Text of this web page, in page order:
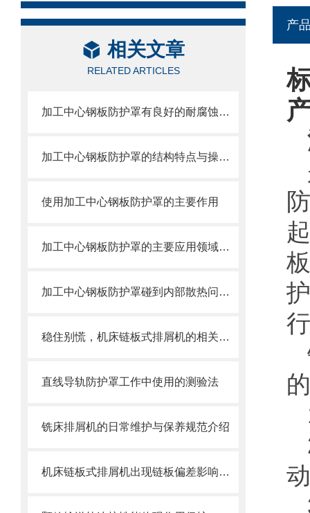
相关文章
RELATED ARTICLES
加工中心钢板防护罩有良好的耐腐蚀性，能在各种环境下长时间使用
加工中心钢板防护罩的结构特点与操作维护方式
使用加工中心钢板防护罩的主要作用
加工中心钢板防护罩的主要应用领域和产品的主要特性
加工中心钢板防护罩碰到内部散热问题改怎么办？这篇文章告诉你
稳住别慌，机床链板式排屑机的相关信息马上来
直线导轨防护罩工作中使用的测验法
铣床排屑机的日常维护与保养规范介绍
机床链板式排屑机出现链板偏差影响效率了怎么办？
产